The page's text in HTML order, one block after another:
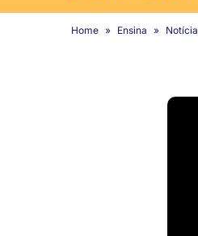
Home Ensina Notícia